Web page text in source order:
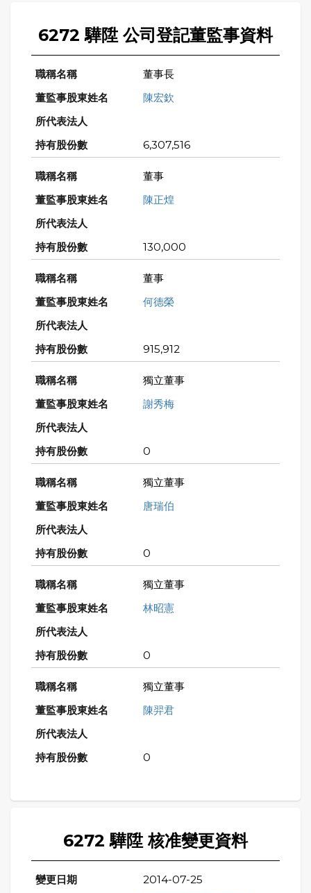
6272 驊陞 公司登記董監事資料
董事長
陳宏欽
6,307,516
董事
陳正煌
130,000
董事
何德榮
915,912
獨立董事
謝秀梅
0
獨立董事
唐瑞伯
0
獨立董事
林昭憲
0
獨立董事
陳羿君
0
6272 驊陞 核准變更資料
2014-07-25